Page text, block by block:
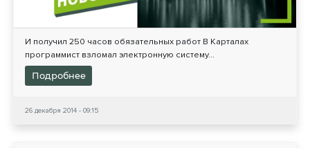
И получил 250 часов обязательных работ В Карталах
программист взломал электронную систему...
Подробнее
26 декабря 2014 - 09:15